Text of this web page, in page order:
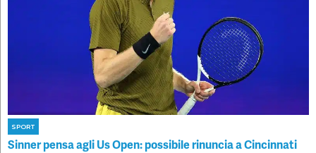
SPORT
Sinner pensa agli Us Open: possibile rinuncia a Cincinnati